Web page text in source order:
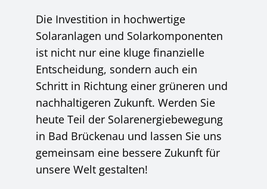
Die Investition in hochwertige
Solaranlagen und Solarkomponenten
ist nicht nur eine kluge finanzielle
Entscheidung, sondern auch ein
Schritt in Richtung einer grüneren und
nachhaltigeren Zukunft. Werden Sie
heute Teil der Solarenergiebewegung
in Bad Brückenau und lassen Sie uns
gemeinsam eine bessere Zukunft für
unsere Welt gestalten!